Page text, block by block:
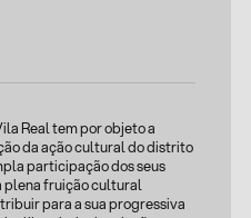
Real tem por objeto a
da ação cultural do distrito
participação dos seus
plena fruição cultural
para a sua progressiva